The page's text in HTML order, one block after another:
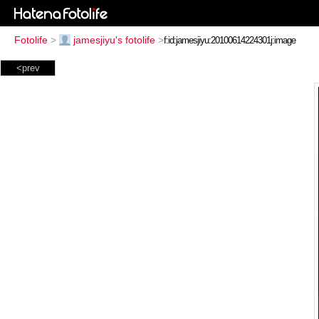
Fotolife > jamesjiyu's fotolife >
<prev